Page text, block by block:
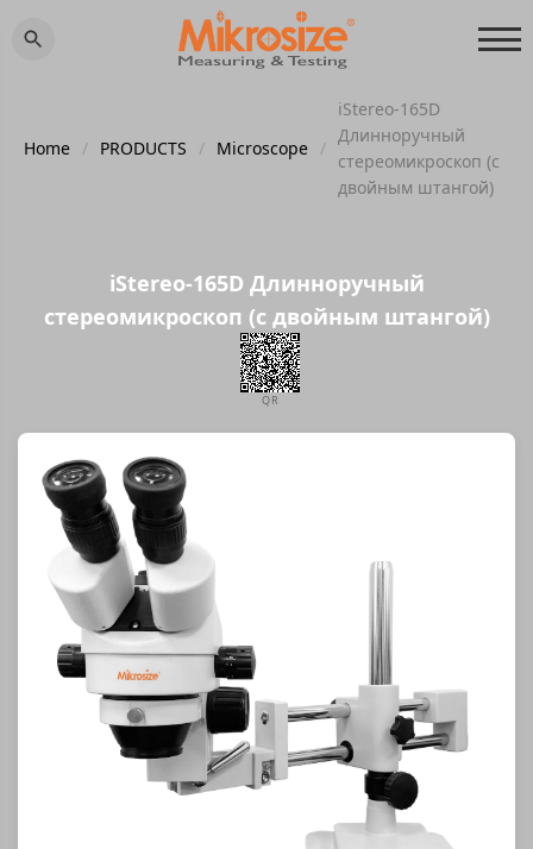
Home / PRODUCTS / Microscope /
iStereo-165D
Длинноручный
стереомикроскоп (с
двойным штангой)
iStereo-165D Длинноручный
стереомикроскоп (с двойным штангой)
QR